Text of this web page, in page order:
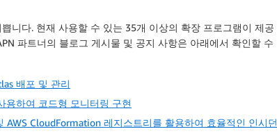
니다. 현재 사용할 수 있는 35개 이상의 확장 프로그램이 제공
파트너의 블로그 게시물 및 공지 사항은 아래에서 확인할 수
배포 및 관리
용하여 코드형 모니터링 구현
AWS CloudFormation 레지스트리를 활용하여 효율적인 인시던